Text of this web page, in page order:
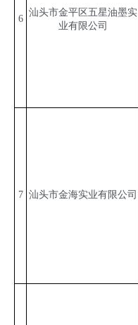
6
汕头市金平区五星油墨实
业有限公司
7 汕头市金海实业有限公司